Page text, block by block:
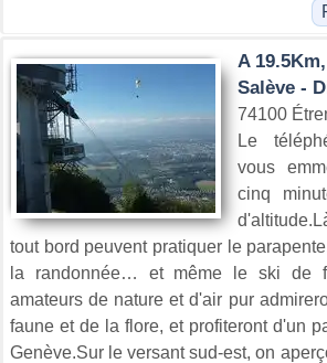
A
Salève -
74100
Le
vous
cinq
tout bord peuvent pratiquer le
la randonnée… et même le ski de
amateurs de nature et d'air pur
faune et de la flore, et profiteront d'un
Genève.Sur le versant sud-est, on